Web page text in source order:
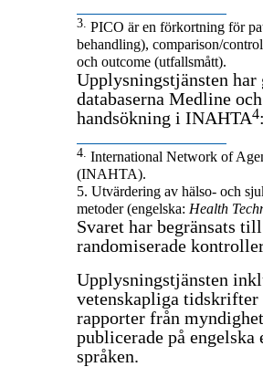
3. PICO är en förkortning för
behandling),comparison/control
ochoutcome (utfallsmått).
Upplysningstjänsten
databaserna Medline
handsökning i INAHTA4
4. International Network of
(INAHTA).
5. Utvärdering av hälso- och
metoder (engelska: Health
Svaret har begränsats
randomiserade
Upplysningstjänsten
vetenskapliga tidskrifter
rapporter från
publicerade på
språken.